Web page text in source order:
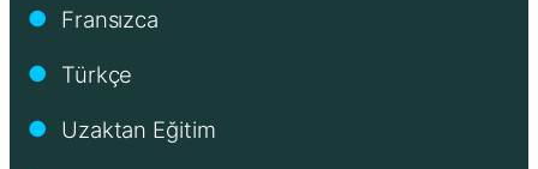
● Fransızca
● Türkçe
● Uzaktan Eğitim